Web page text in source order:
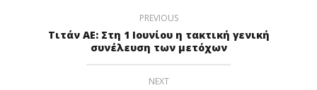
PREVIOUS
Τιτάν ΑΕ: Στη 1 Ιουνίου η τακτική γενική
συνέλευση των μετόχων
NEXT